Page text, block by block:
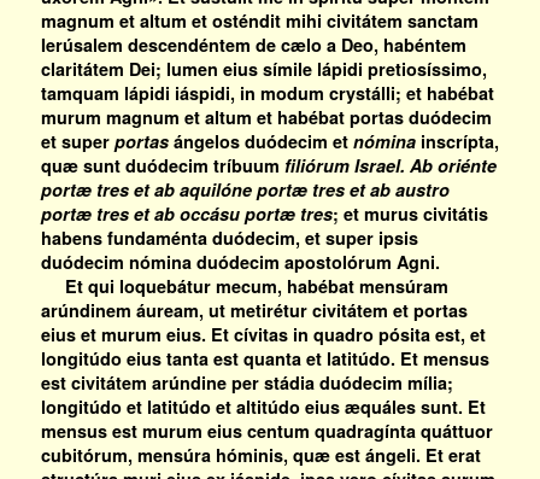
magnum et altum et osténdit mihi civitátem sanctam
Ierúsalem descendéntem de cælo a Deo, habéntem
claritátem Dei; lumen eius símile lápidi pretiosíssimo,
tamquam lápidi iáspidi, in modum crystálli; et habébat
murum magnum et altum et habébat portas duódecim
et super portasángelos duódecim et nóminainscrípta,
quæ sunt duódecim tríbuum filiórum Israel. Ab oriénte
portæ tres et ab aquilóne portæ tres et ab austro
portæ tres et ab occásu portæ tres; et murus civitátis
habens fundaménta duódecim, et super ipsis
duódecim nómina duódecim apostolórum Agni.
Et qui loquebátur mecum, habébat mensúram
arúndinem áuream, ut metirétur civitátem et portas
eius et murum eius. Et cívitas in quadro pósita est, et
longitúdo eius tanta est quanta et latitúdo. Et mensus
est civitátem arúndine per stádia duódecim mília;
longitúdo et latitúdo et altitúdo eius æquáles sunt. Et
mensus est murum eius centum quadragínta quáttuor
cubitórum, mensúra hóminis, quæ est ángeli. Et erat